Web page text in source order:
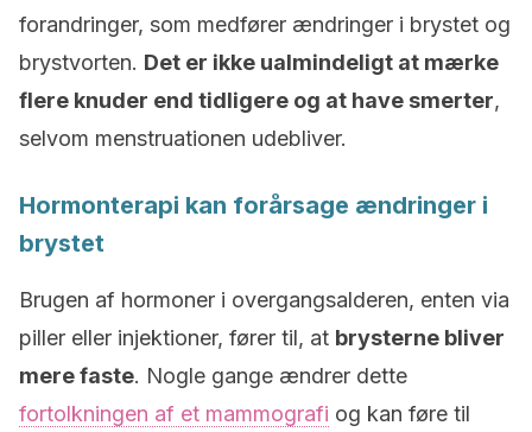
forandringer, som medfører ændringer i brystet og
brystvorten. Det er ikke ualmindeligt at mærke
flere knuder end tidligere og at have smerter,
selvom menstruationen udebliver.
Hormonterapi kan forårsage ændringer i
brystet
Brugen af hormoner i overgangsalderen, enten via
piller eller injektioner, fører til, at brysterne bliver
mere faste. Nogle gange ændrer dette
fortolkningen af et mammografi og kan føre til